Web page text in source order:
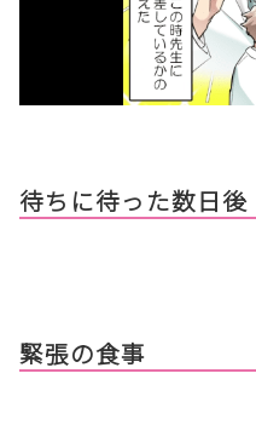
待ちに待った数日後
緊張の食事